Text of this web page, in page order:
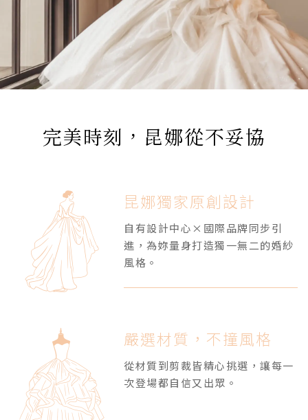
完美時刻，昆娜從不妥協
昆娜獨家原創設計
自有設計中心×國際品牌同步引
進，為妳量身打造獨一無二的婚紗
風格。
嚴選材質，不撞風格
從材質到剪裁皆精心挑選，讓每一
次登場都自信又出眾。